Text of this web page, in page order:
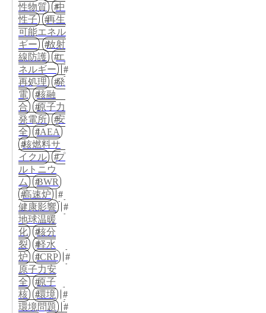
性物質
中
性子
再生
可能エネル
ギー
放射
線防護
エ
ネルギー
再処理
発
電
核融
合
原子力
発電所
安
全
IAEA
核燃料サ
イクル
プ
ルトニウ
ム
BWR
高速炉
健康影響
地球温暖
化
核分
裂
軽水
炉
ICRP
原子力安
全
原子
核
環境
環境問題